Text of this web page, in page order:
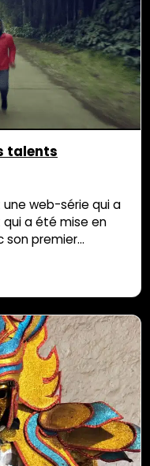
talents
une web-série qui a
qui a été mise en
son premier
vient de
tous deux